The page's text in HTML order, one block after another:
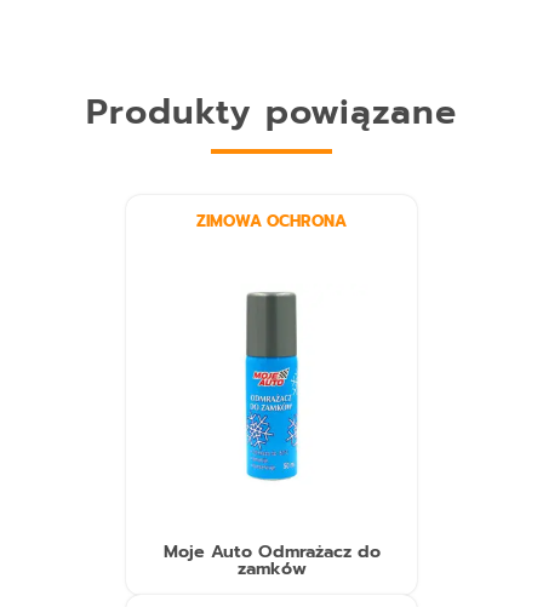
Produkty powiązane
ZIMOWA OCHRONA
Moje Auto Odmrażacz do
zamków